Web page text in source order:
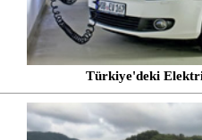
Türkiye'deki